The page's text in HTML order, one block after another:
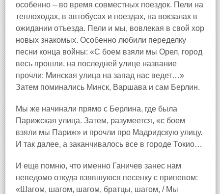
особенно – во время совместных поездок. Пели на
теплоходах, в автобусах и поездах, на вокзалах в
ожидании отъезда. Пели и мы, вовлекая в свой хор
новых знакомых. Особенно любили переделку
песни конца войны: «С боем взяли мы Орел, город
весь прошли, на последней улице название
прочли: Минская улица на запад нас ведет…»
Затем поминались Минск, Варшава и сам Берлин.
Мы же начинали прямо с Берлина, где была
Парижская улица. Затем, разумеется, «с боем
взяли мы Париж» и прочли про Мадридскую улицу.
И так далее, а заканчивалось все в городе Токио…
И еще помню, что именно Ганичев занес нам
неведомо откуда взявшуюся песенку с припевом:
«Шагом, шагом, шагом, братцы, шагом, / Мы